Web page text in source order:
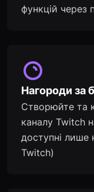
функцій через
Нагороди за
Створюйте та
каналу Twitch
доступні лише
Twitch)